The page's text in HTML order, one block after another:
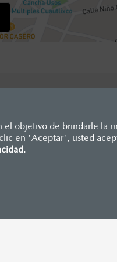
el objetivo de brindarle la
en 'Aceptar', usted
.
en moneda de los Estados
y los precios de sus